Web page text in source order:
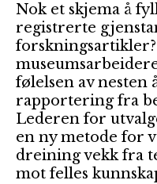
Nok et skjema å
registrerte
følelsen av
rapportering fra
Lederen for
en ny metode for
dreining vekk fra
mot felles